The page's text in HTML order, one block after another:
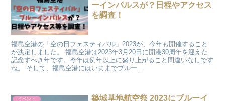
ーインパルスが？日程やアクセス
を調査！
福島空港の「空の日フェスティバル」2023が、今年も開催すること
が決定しました。 福島空港は2023年3月20日に開港30周年を迎えた
記念すべき年です。今年は例年以上に盛り上がること間違いなしです
ね。 そして、福島空港にはいままでブルー...
イベント
築城基地航空祭 2023にブルーイ